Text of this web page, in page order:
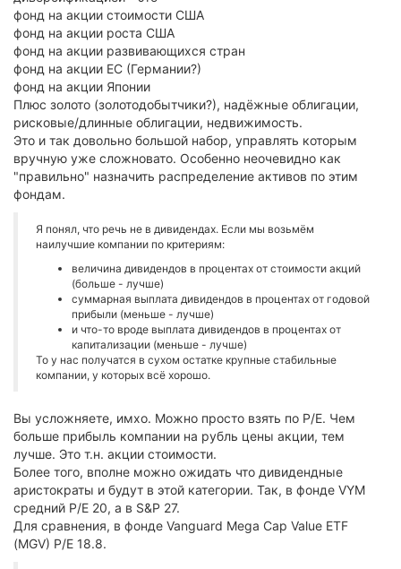
фонд на акции стоимости США
фонд на акции роста США
фонд на акции развивающихся стран
фонд на акции ЕС (Германии?)
фонд на акции Японии
Плюс золото (золотодобытчики?), надёжные облигации,
рисковые/длинные облигации, недвижимость.
Это и так довольно большой набор, управлять которым
вручную уже сложновато. Особенно неочевидно как
"правильно" назначить распределение активов по этим
фондам.
Я понял, что речь не в дивидендах. Если мы возьмём
наилучшие компании по критериям:
величина дивидендов в процентах от стоимости акций
(больше - лучше)
суммарная выплата дивидендов в процентах от годовой
прибыли (меньше - лучше)
и что-то вроде выплата дивидендов в процентах от
капитализации (меньше - лучше)
То у нас получатся в сухом остатке крупные стабильные
компании, у которых всё хорошо.
Вы усложняете, имхо. Можно просто взять по P/E. Чем
больше прибыль компании на рубль цены акции, тем
лучше. Это т.н. акции стоимости.
Более того, вполне можно ожидать что дивидендные
аристократы и будут в этой категории. Так, в фонде VYM
средний P/E 20, а в S&P 27.
Для сравнения, в фонде Vanguard Mega Cap Value ETF
(MGV) P/E 18.8.